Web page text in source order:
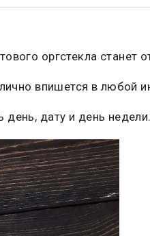
оргстекла
впишется в любой
дату и день недели.